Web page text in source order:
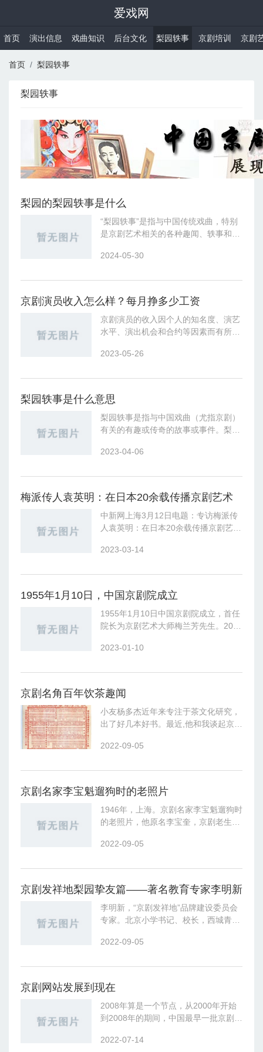
爱戏网
首页 演出信息 戏曲知识 后台文化 梨园轶事 京剧培训 京剧
首页 梨园轶事
梨园轶事
梨园的梨园轶事是什么
“梨园轶事”是指与中国传统戏曲，特别
是京剧艺术相关的各种趣闻、轶事和传
雅称，而“轶事”则指未被广泛传颂的有
2024-05-30
京剧演员收入怎么样？每月挣多少工资
京剧演员的收入因个人的知名度、演艺
水平、演出机会和合约等因素而有所差
起步阶段：新晋的京剧演员通常会面临
要参与
2023-05-26
梨园轶事是什么意思
梨园轶事是指与中国戏曲（尤指京剧）
有关的有趣或传奇的故事或事件。梨园
指与正常事件不同或不寻常的故事，因
员、编剧
2023-04-06
梅派传人袁英明：在日本20余载传播京剧艺术
中新网上海3月12日电题：专访梅派传
人袁英明：在日本20余载传播京剧艺术
演戏也够了，但在国际化的环境中，京
我
2023-03-14
1955年1月10日，中国京剧院成立
1955年1月10日中国京剧院成立，首任
院长为京剧艺术大师梅兰芳先生。2007
院继承、创编、上演了500多部不同题
2023-01-10
京剧名角百年饮茶趣闻
小友杨多杰近年来专注于茶文化研究，
出了好几本好书。最近,他和我谈起京剧
说，京剧演员如果会喝茶，对演员保护
助的。
2022-09-05
京剧名家李宝魁遛狗时的老照片
1946年，上海。京剧名家李宝魁遛狗时
的老照片，他原名李宝奎，京剧老生演
剧艺人，可谓“梨园世家”。其祖父李寿
2022-09-05
京剧发祥地梨园挚友篇——著名教育专家李明新
李明新，“京剧发祥地”品牌建设委员会
专家。北京小学书记、校长，西城青年
享受国务院特殊津贴专家，北京市首批
优校
2022-09-05
京剧网站发展到现在
2008年算是一个节点，从2000年开始
到2008年的期间，中国最早一批京剧网
同，京剧艺术网、咚咚锵、中华京剧网
2022-07-14